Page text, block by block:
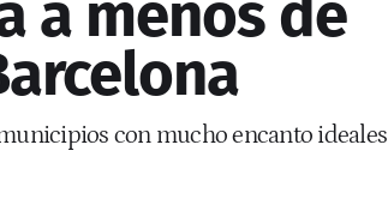
a menos de
con mucho encanto ideales